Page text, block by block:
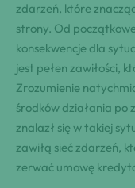
zdarzeń, które
strony. Od
konsekwencje dla
jest pełen zawiłości,
Zrozumienie
środków działania po
znalazł się w takiej
zawiłą sieć zdarzeń,
zerwać umowę